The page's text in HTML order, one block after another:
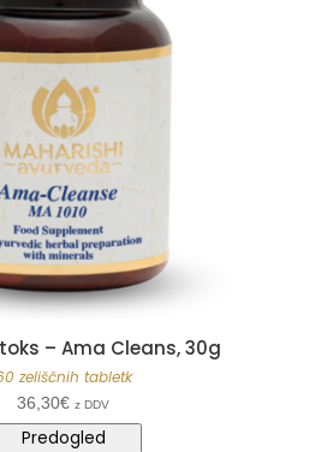
– Ama Cleans, 30g
zeliščnih tabletk
36,30€ z DDV
Predogled